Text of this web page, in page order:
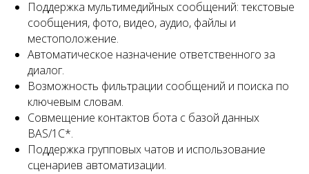
Поддержка мультимедийных сообщений: текстовые
сообщения, фото, видео, аудио, файлы и
местоположение.
Автоматическое назначение ответственного за
диалог.
Возможность фильтрации сообщений и поиска по
ключевым словам.
Совмещение контактов бота с базой данных
BAS/1С*.
Поддержка групповых чатов и использование
сценариев автоматизации.